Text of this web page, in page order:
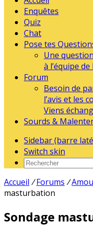
Enquêtes
Quiz
Chat
Pose tes
Une
à l’équipe
Forum
Besoin de
l’avis et les
Viens
Sourds &
Sidebar (barre
Switch skin
Accueil / Forums /
masturbation
Sondage